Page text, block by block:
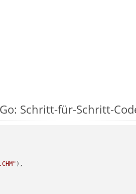
Schritt-für-Schritt-
),